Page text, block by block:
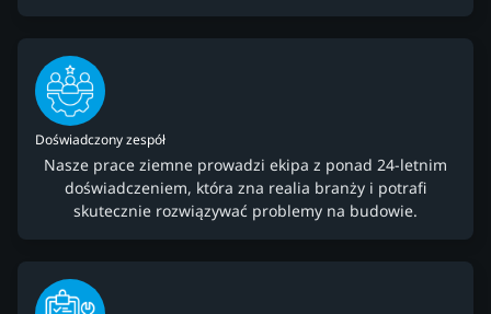
Doświadczony zespół
Nasze prace ziemne prowadzi ekipa z ponad 24-letnim
doświadczeniem, która zna realia branży i potrafi
skutecznie rozwiązywać problemy na budowie.